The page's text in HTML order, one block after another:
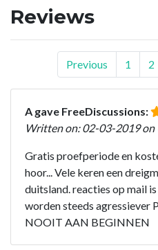
Reviews
Previous 1 2
A gave FreeDiscussions:
Written on: 02-03-2019 on
Gratis proefperiode en
hoor... Vele keren een
duitsland. reacties op mail
worden steeds agressiever
NOOIT AAN BEGINNEN